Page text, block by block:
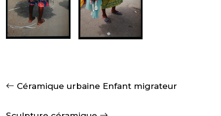
Céramique urbaine Enfant migrateur